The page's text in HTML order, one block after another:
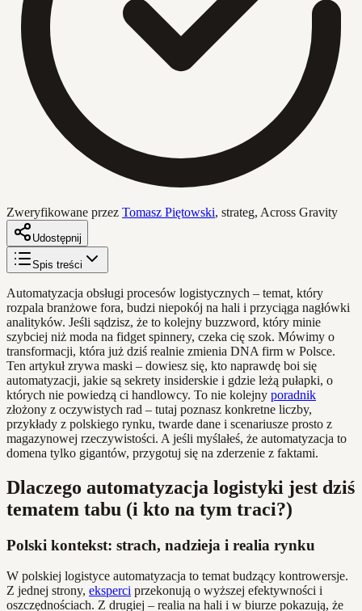
Zweryfikowane przez Tomasz Piętowski, strateg, Across Gravity
Udostępnij
Spis treści
Automatyzacja obsługi procesów logistycznych – temat, który
rozpala branżowe fora, budzi niepokój na hali i przyciąga nagłówki
analityków. Jeśli sądzisz, że to kolejny buzzword, który minie
szybciej niż moda na fidget spinnery, czeka cię szok. Mówimy o
transformacji, która już dziś realnie zmienia DNA firm w Polsce.
Ten artykuł zrywa maski – dowiesz się, kto naprawdę boi się
automatyzacji, jakie są sekrety insiderskie i gdzie leżą pułapki, o
których nie powiedzą ci handlowcy. To nie kolejny poradnik
złożony z oczywistych rad – tutaj poznasz konkretne liczby,
przykłady z polskiego rynku, twarde dane i scenariusze prosto z
magazynowej rzeczywistości. A jeśli myślałeś, że automatyzacja to
domena tylko gigantów, przygotuj się na zderzenie z faktami.
Dlaczego automatyzacja logistyki jest dziś
tematem tabu (i kto na tym traci?)
Polski kontekst: strach, nadzieja i realia rynku
W polskiej logistyce automatyzacja to temat budzący kontrowersje.
Z jednej strony, eksperci przekonują o wyższej efektywności i
oszczędnościach. Z drugiej – realia na hali i w biurze pokazują, że